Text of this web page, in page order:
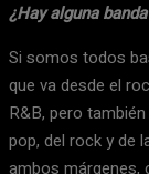
¿Hay alguna
Si somos todos
que va desde el
R&B, pero
pop, del rock y de
ambos márgenes,